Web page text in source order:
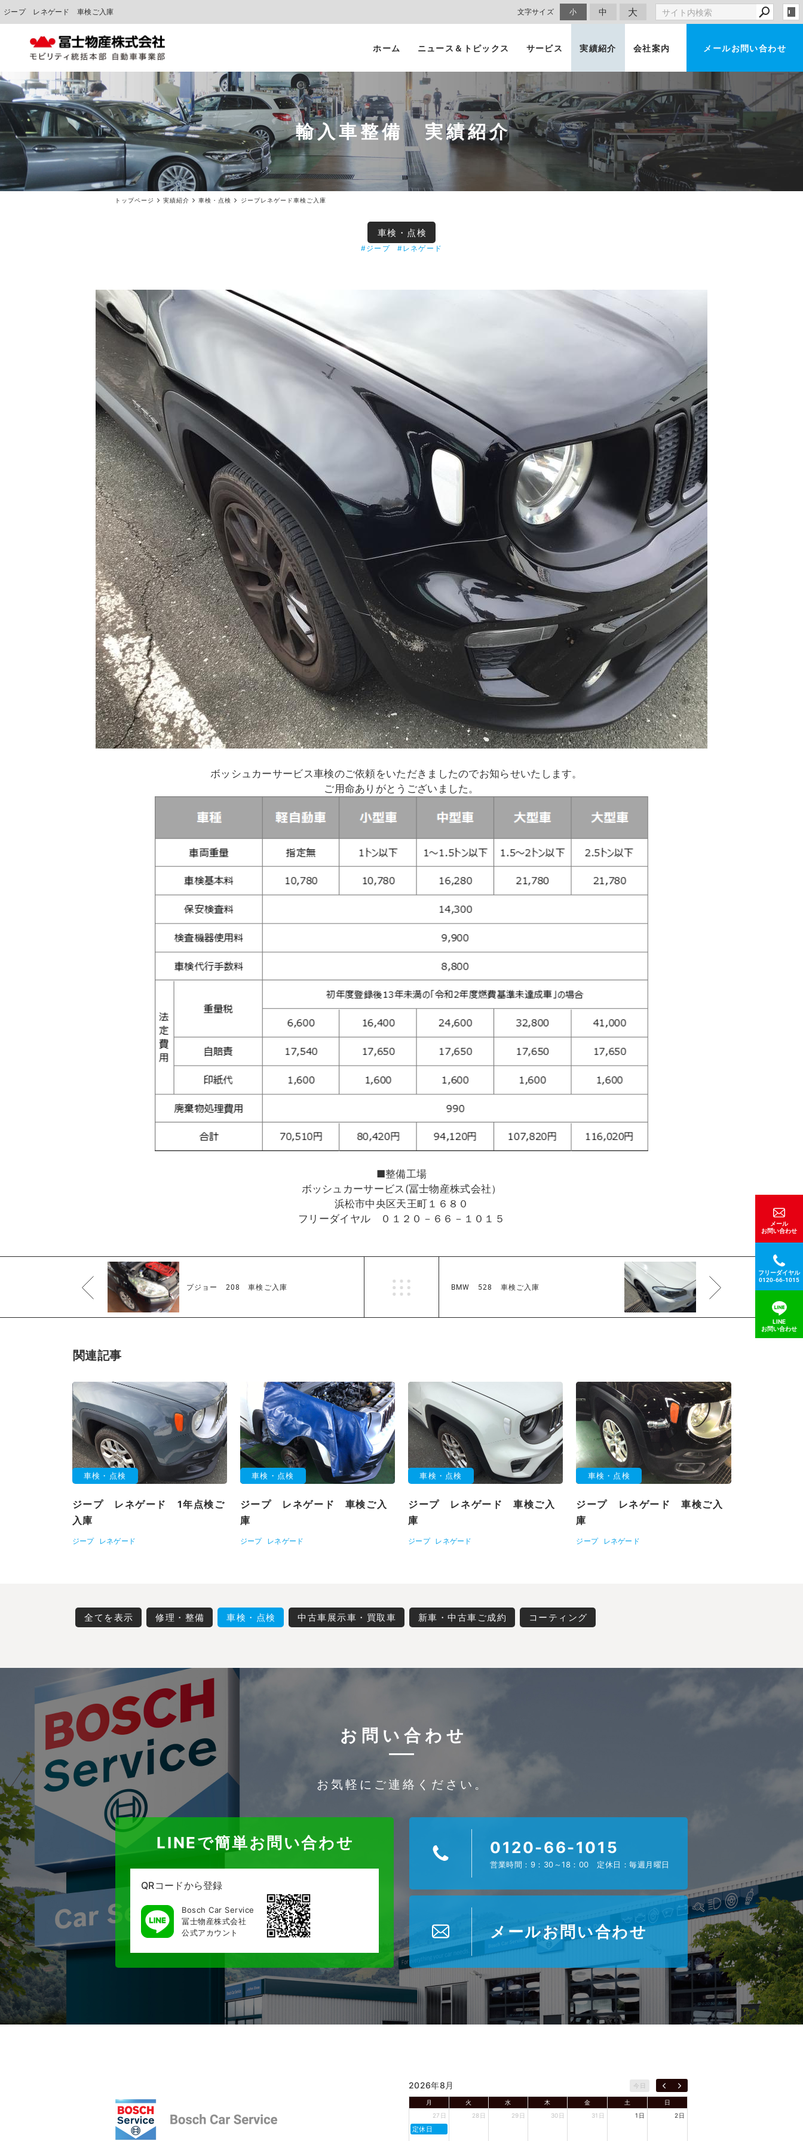
ジープ レネゲード 車検ご入庫 文字サイズ 小 中 大
ホーム ニュース＆トピックス サービス 実績紹介 会社案内 メールお問い合わせ
メール
お問い合わせ
フリーダイヤル
0120-66-1015
LINE
お問い合わせ
輸入車整備 実績紹介
トップページ 実績紹介 車検・点検 ジープレネゲード車検ご入庫
車検・点検
#ジープ #レネゲード
ボッシュカーサービス車検のご依頼をいただきましたのでお知らせいたします。
ご用命ありがとうございました。
■整備工場
ボッシュカーサービス(冨士物産株式会社）
浜松市中央区天王町１６８０
フリーダイヤル ０１２０－６６－１０１５
プジョー 208 車検ご入庫 BMW 528 車検ご入庫
関連記事
車検・点検
ジープ レネゲード 1年点検ご
入庫
ジープ レネゲード
車検・点検
ジープ レネゲード 車検ご入
庫
ジープ レネゲード
車検・点検
ジープ レネゲード 車検ご入
庫
ジープ レネゲード
車検・点検
ジープ レネゲード 車検ご入
庫
ジープ レネゲード
全てを表示 修理・整備 車検・点検 中古車展示車・買取車 新車・中古車ご成約 コーティング
お問い合わせ
お気軽にご連絡ください。
LINEで簡単お問い合わせ
QRコードから登録
Bosch Car Service
冨士物産株式会社
公式アカウント
0120-66-1015
営業時間：9：30～18：00 定休日：毎週月曜日
メールお問い合わせ
2026年8月 今日
月 火 水 木 金 土
日
27日
定休日
28日 29日 30日 31日 1日 2日